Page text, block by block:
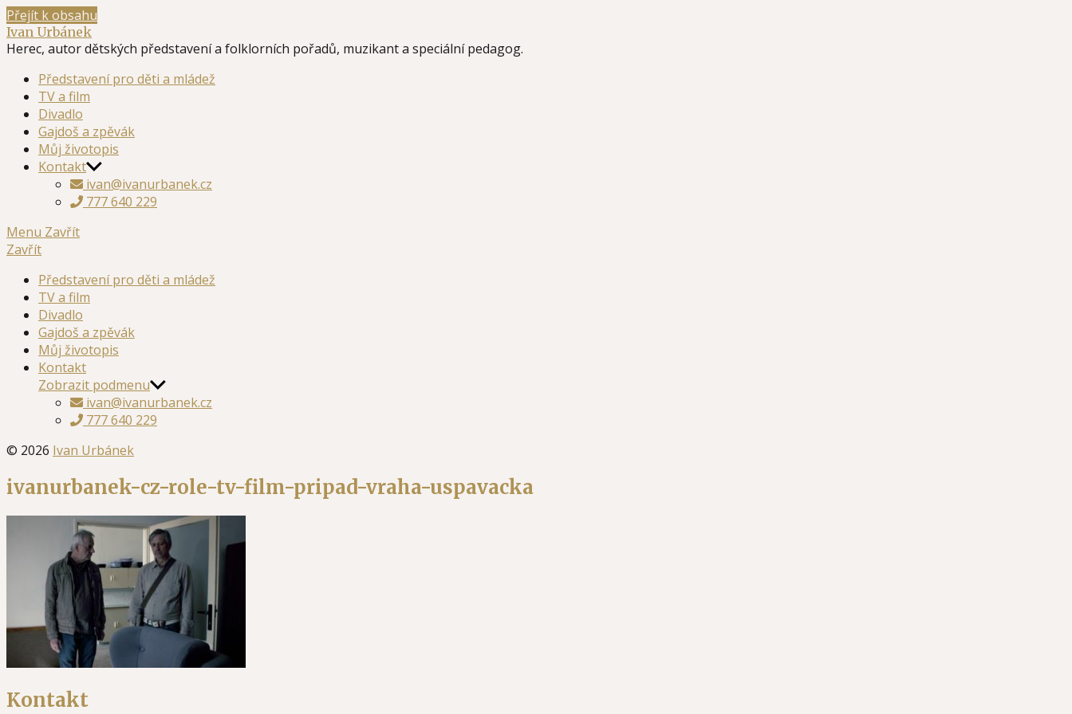
Přejít k obsahu
Ivan Urbánek
Herec, autor dětských představení a folklorních pořadů, muzikant a speciální pedagog.
Představení pro děti a mládež
TV a film
Divadlo
Gajdoš a zpěvák
Můj životopis
Kontakt
ivan@ivanurbanek.cz
777 640 229
Menu Zavřít
Zavřít
Představení pro děti a mládež
TV a film
Divadlo
Gajdoš a zpěvák
Můj životopis
Kontakt
Zobrazit podmenu
ivan@ivanurbanek.cz
777 640 229
© 2026 Ivan Urbánek
ivanurbanek-cz-role-tv-film-pripad-vraha-uspavacka
Kontakt